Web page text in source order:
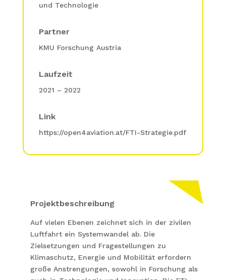
und Technologie
Partner
KMU Forschung Austria
Laufzeit
2021 – 2022
Link
https://open4aviation.at/FTI-Strategie.pdf
Projektbeschreibung
Auf vielen Ebenen zeichnet sich in der zivilen
Luftfahrt ein Systemwandel ab. Die
Zielsetzungen und Fragestellungen zu
Klimaschutz, Energie und Mobilität erfordern
große Anstrengungen, sowohl in Forschung als